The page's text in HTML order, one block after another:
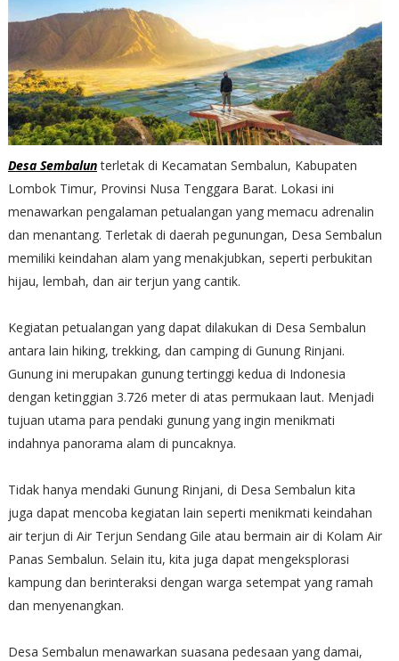
Desa Sembalunterletak di Kecamatan Sembalun, Kabupaten
Lombok Timur, Provinsi Nusa Tenggara Barat. Lokasi ini
menawarkan pengalaman petualangan yang memacu adrenalin
dan menantang. Terletak di daerah pegunungan, Desa Sembalun
memiliki keindahan alam yang menakjubkan, seperti perbukitan
hijau, lembah, dan air terjun yang cantik.
Kegiatan petualangan yang dapat dilakukan di Desa Sembalun
antara lain hiking, trekking, dan camping di Gunung Rinjani.
Gunung ini merupakan gunung tertinggi kedua di Indonesia
dengan ketinggian 3.726 meter di atas permukaan laut. Menjadi
tujuan utama para pendaki gunung yang ingin menikmati
indahnya panorama alam di puncaknya.
Tidak hanya mendaki Gunung Rinjani, di Desa Sembalun kita
juga dapat mencoba kegiatan lain seperti menikmati keindahan
air terjun di Air Terjun Sendang Gile atau bermain air di Kolam Air
Panas Sembalun. Selain itu, kita juga dapat mengeksplorasi
kampung dan berinteraksi dengan warga setempat yang ramah
dan menyenangkan.
Desa Sembalun menawarkan suasana pedesaan yang damai,